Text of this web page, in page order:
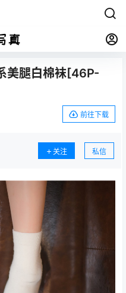
美腿白棉袜[46P-
前往下载
关注 私信